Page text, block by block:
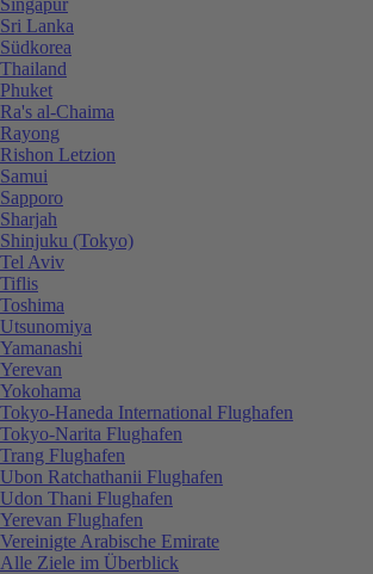
Sri Lanka
Südkorea
Thailand
Phuket
Ra's al-Chaima
Rayong
Rishon Letzion
Samui
Sapporo
Sharjah
Shinjuku (Tokyo)
Tel Aviv
Tiflis
Toshima
Utsunomiya
Yamanashi
Yerevan
Yokohama
Tokyo-Haneda International Flughafen
Tokyo-Narita Flughafen
Trang Flughafen
Ubon Ratchathanii Flughafen
Udon Thani Flughafen
Yerevan Flughafen
Vereinigte Arabische Emirate
Alle Ziele im Überblick